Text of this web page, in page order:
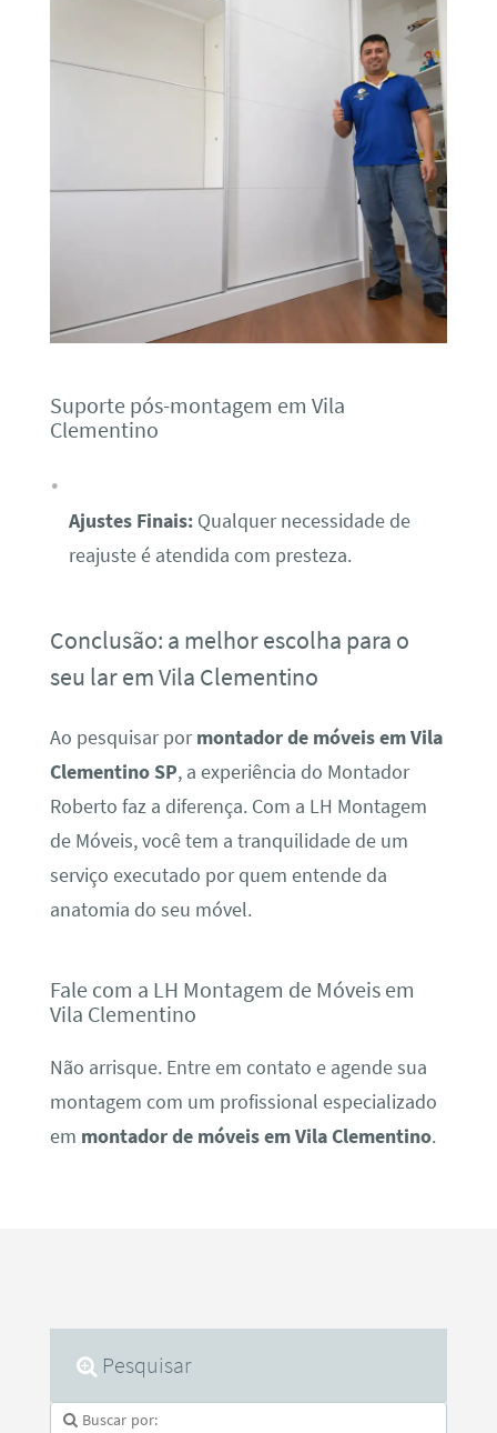
Suporte pós-montagem em Vila
Clementino
Ajustes Finais:Qualquer necessidade de
reajuste é atendida com presteza.
Conclusão: a melhor escolha para o
seu lar em Vila Clementino
Ao pesquisar pormontador de móveis em Vila
Clementino SP, a experiência do Montador
Roberto faz a diferença. Com a LH Montagem
de Móveis, você tem a tranquilidade de um
serviço executado por quem entende da
anatomia do seu móvel.
Fale com a LH Montagem de Móveis em
Vila Clementino
Não arrisque. Entre em contato e agende sua
montagem com um profissional especializado
em montador de móveis em Vila Clementino.
Pesquisar